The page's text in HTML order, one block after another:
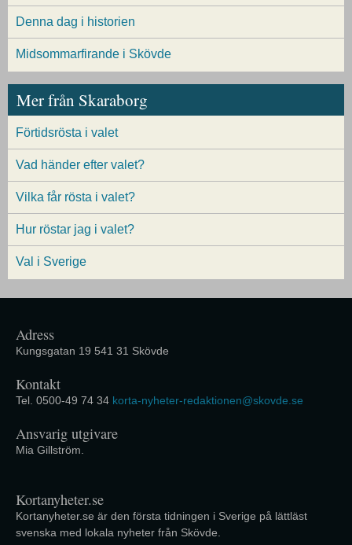
Denna dag i historien
Midsommarfirande i Skövde
Mer från Skaraborg
Förtidsrösta i valet
Vad händer efter valet?
Vilka får rösta i valet?
Hur röstar jag i valet?
Val i Sverige
Adress
Kungsgatan 19 541 31 Skövde
Kontakt
Tel. 0500-49 74 34 korta-nyheter-redaktionen@skovde.se
Ansvarig utgivare
Mia Gillström.
Kortanyheter.se
Kortanyheter.se är den första tidningen i Sverige på lättläst
svenska med lokala nyheter från Skövde.